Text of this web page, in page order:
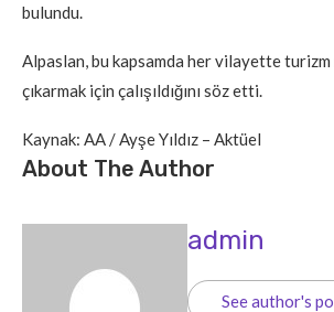
bulundu.
Alpaslan, bu kapsamda her vilayette turizm
çıkarmak için çalışıldığını söz etti.
Kaynak: AA / Ayşe Yıldız – Aktüel
About The Author
admin
See author's